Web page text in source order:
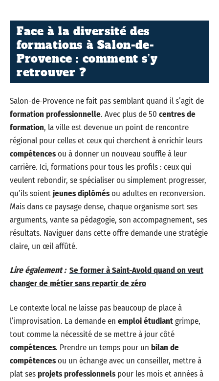
Face à la diversité des
formations à Salon-de-
Provence : comment s’y
retrouver ?
Salon-de-Provence ne fait pas semblant quand il s’agit de
formation professionnelle. Avec plus de 50 centres de
formation, la ville est devenue un point de rencontre
régional pour celles et ceux qui cherchent à enrichir leurs
compétencesou à donner un nouveau souffle à leur
carrière. Ici, formations pour tous les profils : ceux qui
veulent rebondir, se spécialiser ou simplement progresser,
qu’ils soientjeunes diplômésou adultes en reconversion.
Mais dans ce paysage dense, chaque organisme sort ses
arguments, vante sa pédagogie, son accompagnement, ses
résultats. Naviguer dans cette offre demande une stratégie
claire, un œil affûté.
Lire également : Se former à Saint-Avold quand on veut
changer de métier sans repartir de zéro
Le contexte local ne laisse pas beaucoup de place à
l’improvisation. La demande en emploi étudiantgrimpe,
tout comme la nécessité de se mettre à jour côté
compétences. Prendre un temps pour un bilan de
compétencesou un échange avec un conseiller, mettre à
plat sesprojets professionnelspour les mois et années à